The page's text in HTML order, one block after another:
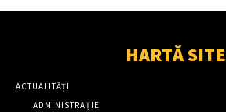
HARTĂ SITE
ACTUALITĂȚI
ADMINISTRAȚIE